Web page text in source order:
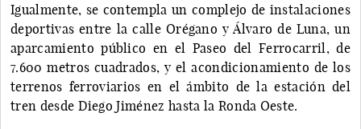
Igualmente, se contempla un complejo de instalaciones
deportivas entre la calle Orégano y Álvaro de Luna, un
aparcamiento público en el Paseo del Ferrocarril, de
7.600 metros cuadrados, y el acondicionamiento de los
terrenos ferroviarios en el ámbito de la estación del
tren desde Diego Jiménez hasta la Ronda Oeste.